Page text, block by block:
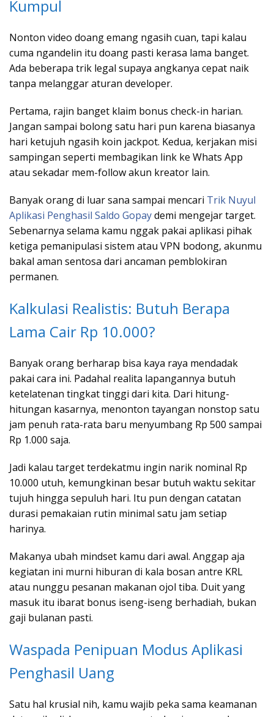
Kumpul
Nonton video doang emang ngasih cuan, tapi kalau
cuma ngandelin itu doang pasti kerasa lama banget.
Ada beberapa trik legal supaya angkanya cepat naik
tanpa melanggar aturan developer.
Pertama, rajin banget klaim bonus check-in harian.
Jangan sampai bolong satu hari pun karena biasanya
hari ketujuh ngasih koin jackpot. Kedua, kerjakan misi
sampingan seperti membagikan link ke Whats App
atau sekadar mem-follow akun kreator lain.
Banyak orang di luar sana sampai mencari Trik Nuyul
Aplikasi Penghasil Saldo Gopaydemi mengejar target.
Sebenarnya selama kamu nggak pakai aplikasi pihak
ketiga pemanipulasi sistem atau VPN bodong, akunmu
bakal aman sentosa dari ancaman pemblokiran
permanen.
Kalkulasi Realistis: Butuh Berapa
Lama Cair Rp 10.000?
Banyak orang berharap bisa kaya raya mendadak
pakai cara ini. Padahal realita lapangannya butuh
ketelatenan tingkat tinggi dari kita. Dari hitung-
hitungan kasarnya, menonton tayangan nonstop satu
jam penuh rata-rata baru menyumbang Rp 500 sampai
Rp 1.000 saja.
Jadi kalau target terdekatmu ingin narik nominal Rp
10.000 utuh, kemungkinan besar butuh waktu sekitar
tujuh hingga sepuluh hari. Itu pun dengan catatan
durasi pemakaian rutin minimal satu jam setiap
harinya.
Makanya ubah mindset kamu dari awal. Anggap aja
kegiatan ini murni hiburan di kala bosan antre KRL
atau nunggu pesanan makanan ojol tiba. Duit yang
masuk itu ibarat bonus iseng-iseng berhadiah, bukan
gaji bulanan pasti.
Waspada Penipuan Modus Aplikasi
Penghasil Uang
Satu hal krusial nih, kamu wajib peka sama keamanan